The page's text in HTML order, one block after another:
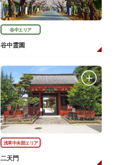
谷中エリア
谷中霊園
浅草中央部エリア
二天門